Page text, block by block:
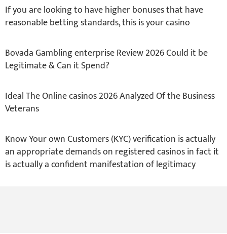
If you are looking to have higher bonuses that have
reasonable betting standards, this is your casino
Bovada Gambling enterprise Review 2026 Could it be
Legitimate & Can it Spend?
Ideal The Online casinos 2026 Analyzed Of the Business
Veterans
Know Your own Customers (KYC) verification is actually
an appropriate demands on registered casinos in fact it
is actually a confident manifestation of legitimacy